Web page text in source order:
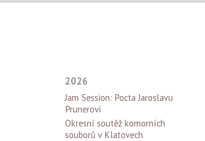
2026
Jam Session: Pocta Jaroslavu
Prunerovi
Okresní soutěž komorních
souborů v Klatovech